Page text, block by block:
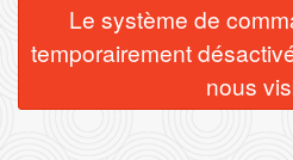
Emplacement
Le système de
temporairement
nous